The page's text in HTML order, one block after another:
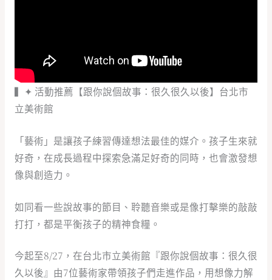
▍✦ 活動推薦【跟你說個故事：很久很久以後】台北市
立美術館
「藝術」是讓孩子練習傳達想法最佳的媒介。孩子生來就
好奇，在成長過程中探索急滿足好奇的同時，也會激發想
像與創造力。
如同看一些說故事的節目、聆聽音樂或是像打擊樂的敲敲
打打，都是平衡孩子的精神食糧。
今起至8/27，在台北市立美術館『跟你說個故事：很久很
久以後』由7位藝術家帶領孩子們走進作品，用想像力解